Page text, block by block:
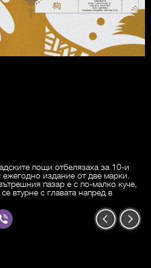
пощи отбелязаха за 10-и
ежегодно издание от две марки.
пазар е с по-малко куче,
втурне с главата напред в